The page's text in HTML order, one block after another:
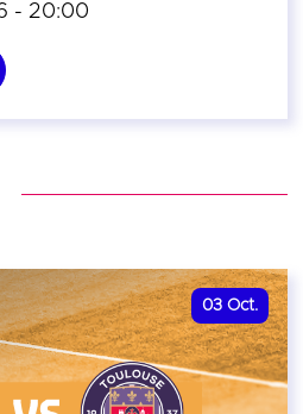
- 20:00
03 Oct.